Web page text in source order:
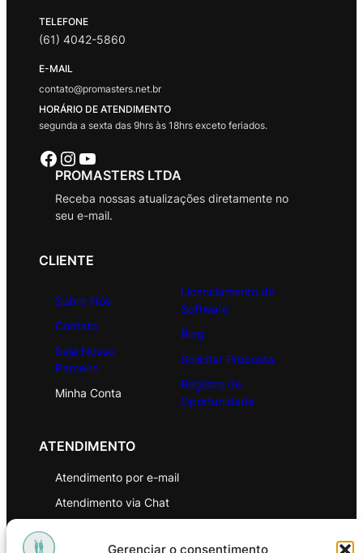
Gerenciar o consentimento
TELEFONE
(61) 4042-5860
E-MAIL
contato@promasters.net.br
HORÁRIO DE ATENDIMENTO
segunda a sexta das 9hrs às 18hrs exceto feriados.
Facebook Instagram Youtube
PROMASTERS LTDA
Receba nossas atualizações diretamente no
seu e-mail.
CLIENTE
Sobre Nós
Contato
Seja Nosso
Parceiro
Minha Conta
Licenciamento de
Software
Blog
Solicitar Proposta
Registro de
Oportunidade
ATENDIMENTO
Atendimento por e-mail
Atendimento via Chat